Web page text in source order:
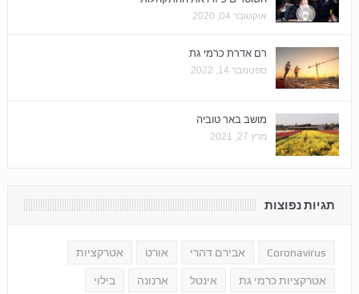
אוקטובר 04, 2020
רם אדרת כרמי גת
ספטמבר 14, 2022
מושב באר טוביה
מרץ 27, 2021
תגיות נפוצות
Coronavirus אבירם דהרי אורט אטרקציות
אטרקציות כרמי גת אינטל ארנונה בילוי